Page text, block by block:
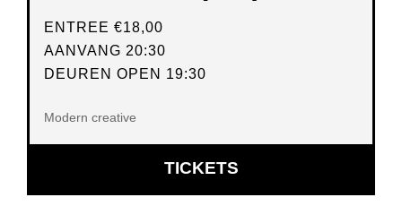
ENTREE €18,00
AANVANG 20:30
DEUREN OPEN 19:30
Modern creative
TICKETSOPENT
IN